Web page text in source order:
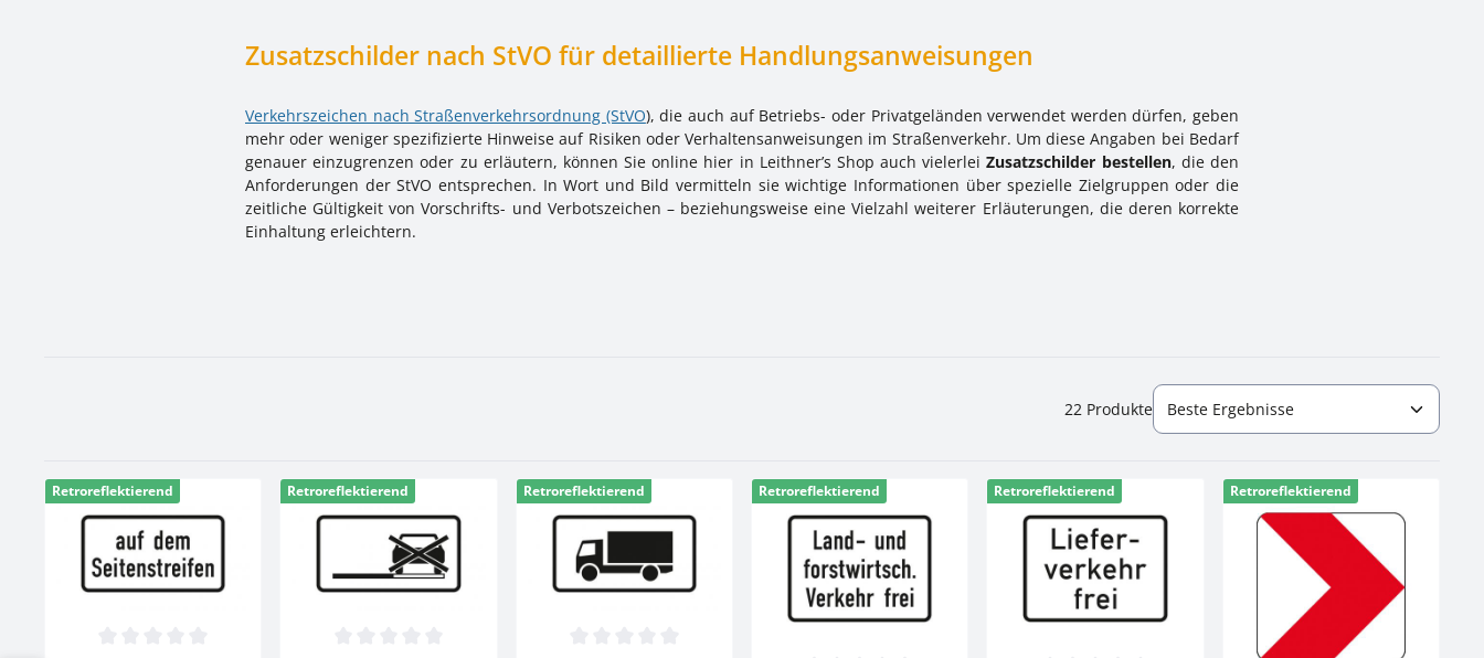
Zusatzschilder nach StVO für detaillierte Handlungsanweisungen
Verkehrszeichen nach Straßenverkehrsordnung (StVO), die auch auf Betriebs- oder Privatgeländen verwendet werden dürfen, geben
mehr oder weniger spezifizierte Hinweise auf Risiken oder Verhaltensanweisungen im Straßenverkehr. Um diese Angaben bei Bedarf
genauer einzugrenzen oder zu erläutern, können Sie online hier in Leithner’s Shop auch vielerleiZusatzschilder bestellen, die den
Anforderungen der StVO entsprechen. In Wort und Bild vermitteln sie wichtige Informationen über spezielle Zielgruppen oder die
zeitliche Gültigkeit von Vorschrifts- und Verbotszeichen – beziehungsweise eine Vielzahl weiterer Erläuterungen, die deren korrekte
Einhaltung erleichtern.
22 Produkte
Retroreflektierend Retroreflektierend Retroreflektierend Retroreflektierend Retroreflektierend Retroreflektierend